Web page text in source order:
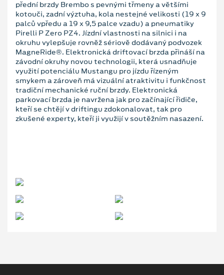
přední brzdy Brembo s pevnými třmeny a většími
kotouči, zadní výztuha, kola nestejné velikosti (19 x 9
palců vpředu a 19 x 9,5 palce vzadu) a pneumatiky
Pirelli P Zero PZ4. Jízdní vlastnosti na silnici i na
okruhu vylepšuje rovněž sériově dodávaný podvozek
MagneRide®. Elektronická driftovací brzda přináší na
závodní okruhy novou technologii, která usnadňuje
využití potenciálu Mustangu pro jízdu řízeným
smykem a zároveň má vizuální atraktivitu i funkčnost
tradiční mechanické ruční brzdy. Elektronická
parkovací brzda je navržena jak pro začínající řidiče,
kteří se chtějí v driftingu zdokonalovat, tak pro
zkušené experty, kteří ji využijí v soutěžním nasazení.